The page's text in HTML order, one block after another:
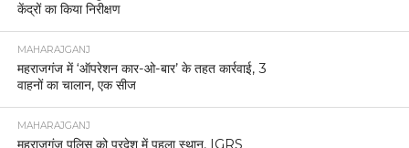
केंद्रों का किया निरीक्षण
MAHARAJGANJ
महराजगंज में ‘ऑपरेशन कार-ओ-बार’ के तहत कार्रवाई, 3
वाहनों का चालान, एक सीज
MAHARAJGANJ
महराजगंज पुलिस को प्रदेश में पहला स्थान, IGRS